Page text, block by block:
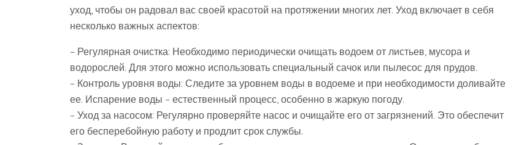
уход, чтобы он радовал вас своей красотой на протяжении многих лет. Уход включает в себя
несколько важных аспектов:
– Регулярная очистка: Необходимо периодически очищать водоем от листьев, мусора и
водорослей. Для этого можно использовать специальный сачок или пылесос для прудов.
– Контроль уровня воды: Следите за уровнем воды в водоеме и при необходимости доливайте
ее. Испарение воды – естественный процесс, особенно в жаркую погоду.
– Уход за насосом: Регулярно проверяйте насос и очищайте его от загрязнений. Это обеспечит
его бесперебойную работу и продлит срок службы.